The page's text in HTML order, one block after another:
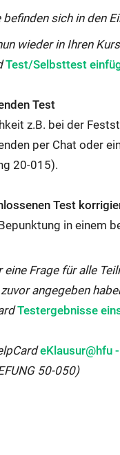
sich in den
wieder in Ihren
Test/Selbsttest
Test
z.B. bei der
per Chat oder
20-015).
Test
in einem
Frage für alle
angegeben
Externer
wird
in
Testergebnisse
Externer
Link
eKlausur@hfu
50-050)